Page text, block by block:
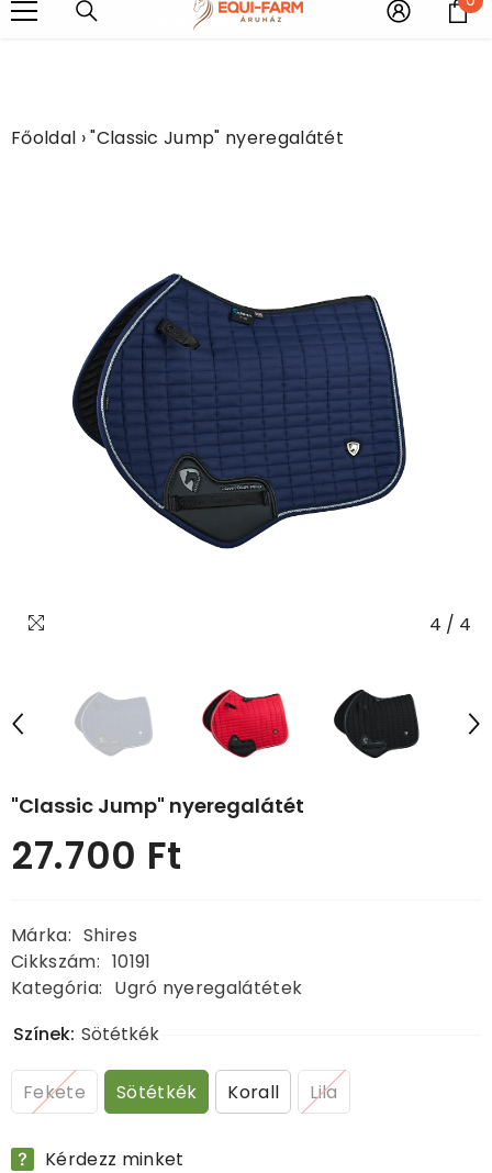
UGRÁS A TARTALOMHOZ
vízlehúzót adunk ajándékba!!!! Most minden légytakaróhoz
Főoldal ›"Classic Jump" nyeregalátét
4 / 4
"Classic Jump" nyeregalátét
Normál
ár
27.700 Ft
Márka: Shires
Cikkszám: 10191
Kategória: Ugró nyeregalátétek
Színek: Sötétkék
Fekete Sötétkék Korall Lila
Kérdezz minket